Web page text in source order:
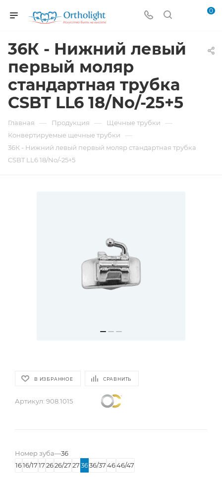
0
36К - Нижний левый
первый моляр
стандартная трубка
CSBT LL6 18/No/-25+5
Главная — Продукция — Щечные трубки —
Конвертируемые щечные трубки —
36К - Нижний левый первый моляр стандартная трубка
CSBT LL6 18/No/-25+5
В ИЗБРАННОЕ СРАВНИТЬ
Артикул: 908.1015
Номер зуба—36
1616/17172626/2727 3636/374646/47